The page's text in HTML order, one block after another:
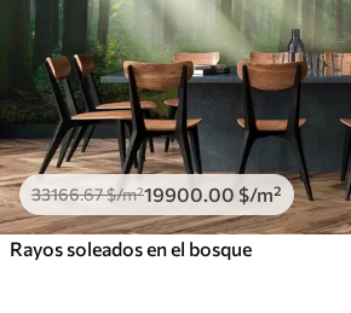
33166.67$/m²19900 .00 $/m²
Rayos soleados en el bosque